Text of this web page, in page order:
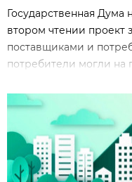
Государственная Дума
втором чтении проект
поставщиками и
потребители могли на